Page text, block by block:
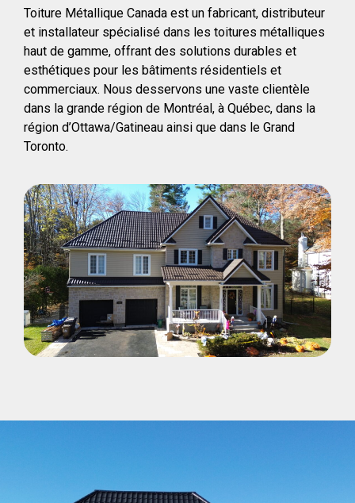
Toiture Métallique Canada est un fabricant, distributeur
et installateur spécialisé dans les toitures métalliques
haut de gamme, offrant des solutions durables et
esthétiques pour les bâtiments résidentiels et
commerciaux. Nous desservons une vaste clientèle
dans la grande région de Montréal, à Québec, dans la
région d’Ottawa/Gatineau ainsi que dans le Grand
Toronto.